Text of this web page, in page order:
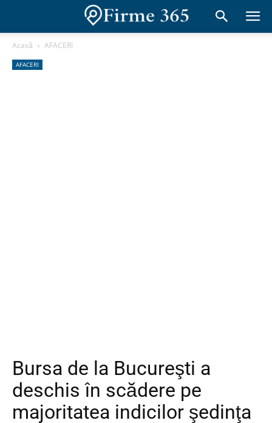
Acasă AFACERI
AFACERI
Bursa de la Bucureşti a
deschis în scădere pe
majoritatea indicilor şedinţa